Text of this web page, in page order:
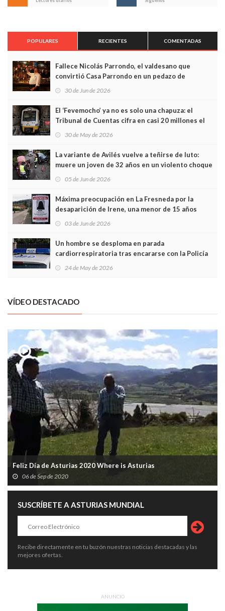
POPULARES RECIENTES COMENTADAS
Fallece Nicolás Parrondo, el valdesano que
convirtió Casa Parrondo en un pedazo de
Asturias en Madrid
30 de Jun de 2026
El ‘Fevemocho’ ya no es solo una chapuza: el
Tribunal de Cuentas cifra en casi 20 millones el
sobrecoste de los trenes que no cabían por los
30 de May de 2026
La variante de Avilés vuelve a teñirse de luto:
muere un joven de 32 años en un violento choque
frontal
05 de Jun de 2026
Máxima preocupación en La Fresneda por la
desaparición de Irene, una menor de 15 años
03 de Jun de 2026
Un hombre se desploma en parada
cardiorrespiratoria tras encararse con la Policía
Local en Luanco
24 de May de 2026
VÍDEO DESTACADO
Feliz Día de Asturias 2020 Where is Asturias
06 de Sep de 2020
SUSCRÍBETE A ASTURIAS MUNDIAL
Recibe directamente en tu buzón nuestras noticias destacadas y las
mejores ofertas.
ANUNCIO